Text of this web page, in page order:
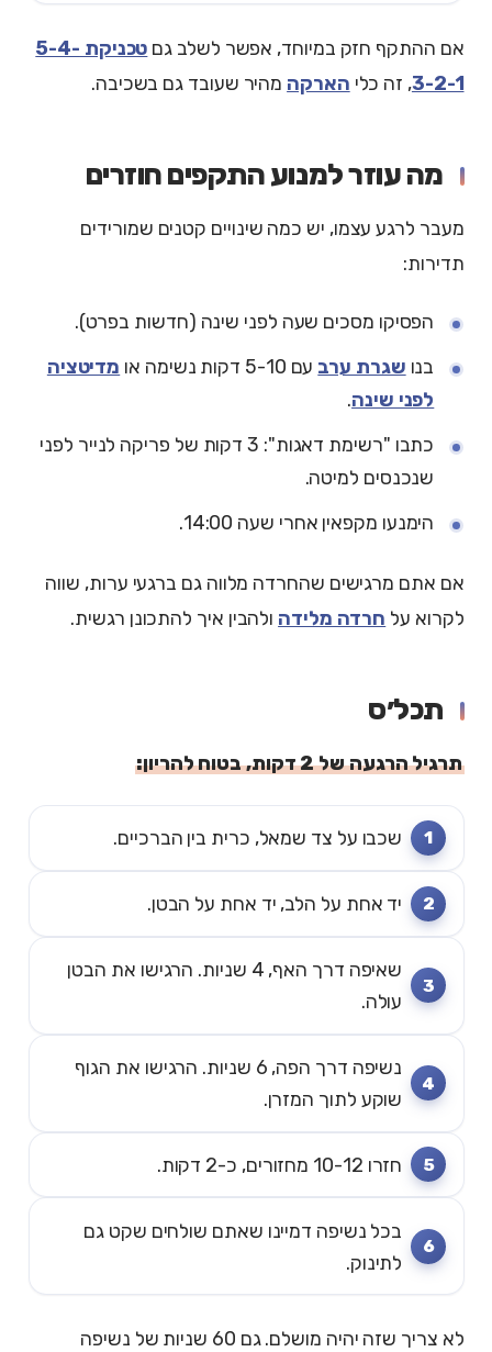
אם ההתקף חזק במיוחד, אפשר לשלב גם
טכניקת 5-4-
3-2-1, זה כלי הארקה מהיר שעובד גם בשכיבה.
מה עוזר למנוע התקפים חוזרים
מעבר לרגע עצמו, יש כמה שינויים קטנים שמורידים
תדירות:
הפסיקו מסכים שעה לפני שינה (חדשות בפרט).
בנו שגרת ערב עם 5-10 דקות נשימה או
מדיטציה
לפני שינה.
כתבו "רשימת דאגות": 3 דקות של פריקה לנייר לפני
שנכנסים למיטה.
הימנעו מקפאין אחרי שעה 14:00.
אם אתם מרגישים שהחרדה מלווה גם ברגעי ערות, שווה
לקרוא על חרדה מלידה ולהבין איך להתכונן רגשית.
תכל׳ס
תרגיל הרגעה של 2 דקות, בטוח להריון:
שכבו על צד שמאל, כרית בין הברכיים.
יד אחת על הלב, יד אחת על הבטן.
שאיפה דרך האף, 4 שניות. הרגישו את הבטן
עולה.
נשיפה דרך הפה, 6 שניות. הרגישו את הגוף
שוקע לתוך המזרן.
חזרו 10-12 מחזורים, כ-2 דקות.
בכל נשיפה דמיינו שאתם שולחים שקט גם
לתינוק.
לא צריך שזה יהיה מושלם. גם 60 שניות של נשיפה